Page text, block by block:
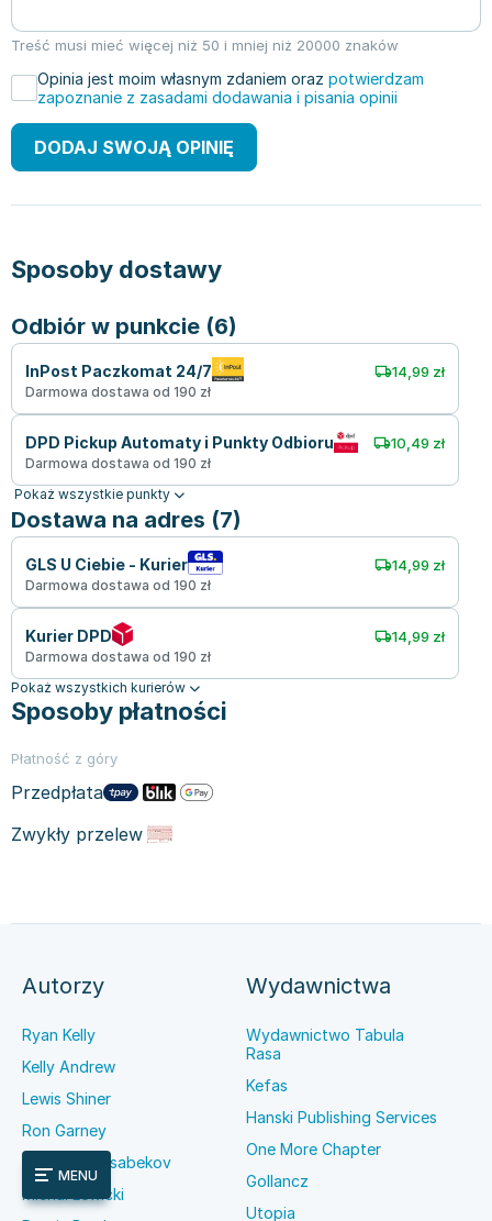
Treść musi mieć więcej niż 50 i mniej niż 20000 znaków
Opinia jest moim własnym zdaniem oraz potwierdzam
zapoznanie z zasadami dodawania i pisania opinii
DODAJ SWOJĄ OPINIĘ
Sposoby dostawy
Odbiór w punkcie (6)
InPost Paczkomat 24/7 14,99 zł
Darmowa dostawa od 190 zł
DPD Pickup Automaty i Punkty Odbioru 10,49 zł
Darmowa dostawa od 190 zł
Pokaż wszystkie punkty
Dostawa na adres (7)
GLS U Ciebie - Kurier 14,99 zł
Darmowa dostawa od 190 zł
Kurier DPD 14,99 zł
Darmowa dostawa od 190 zł
Pokaż wszystkich kurierów
Sposoby płatności
Płatność z góry
Przedpłata
Zwykły przelew
Autorzy
Ryan Kelly
Kelly Andrew
Lewis Shiner
Ron Garney
Madibek Musabekov
Michał Lewicki
Wydawnictwa
Wydawnictwo Tabula
Rasa
Kefas
Hanski Publishing Services
One More Chapter
Gollancz
Utopia
MENU